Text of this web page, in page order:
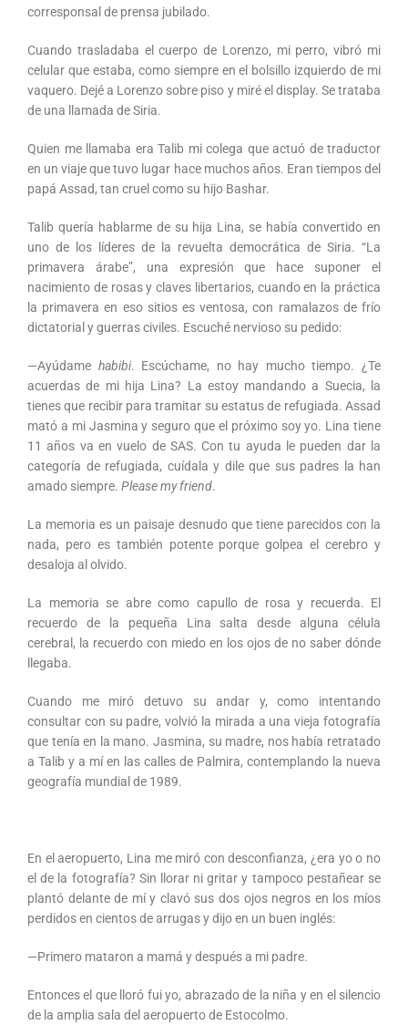
corresponsal de prensa jubilado.
Cuando trasladaba el cuerpo de Lorenzo, mi perro, vibró mi
celular que estaba, como siempre en el bolsillo izquierdo de mi
vaquero. Dejé a Lorenzo sobre piso y miré el display. Se trataba
de una llamada de Siria.
Quien me llamaba era Talib mi colega que actuó de traductor
en un viaje que tuvo lugar hace muchos años. Eran tiempos del
papá Assad, tan cruel como su hijo Bashar.
Talib quería hablarme de su hija Lina, se había convertido en
uno de los líderes de la revuelta democrática de Siria. “La
primavera árabe”, una expresión que hace suponer el
nacimiento de rosas y claves libertarios, cuando en la práctica
la primavera en eso sitios es ventosa, con ramalazos de frío
dictatorial y guerras civiles. Escuché nervioso su pedido:
—Ayúdame habibi. Escúchame, no hay mucho tiempo. ¿Te
acuerdas de mi hija Lina? La estoy mandando a Suecia, la
tienes que recibir para tramitar su estatus de refugiada. Assad
mató a mi Jasmina y seguro que el próximo soy yo. Lina tiene
11 años va en vuelo de SAS. Con tu ayuda le pueden dar la
categoría de refugiada, cuídala y dile que sus padres la han
amado siempre. Please my friend.
La memoria es un paisaje desnudo que tiene parecidos con la
nada, pero es también potente porque golpea el cerebro y
desaloja al olvido.
La memoria se abre como capullo de rosa y recuerda. El
recuerdo de la pequeña Lina salta desde alguna célula
cerebral, la recuerdo con miedo en los ojos de no saber dónde
llegaba.
Cuando me miró detuvo su andar y, como intentando
consultar con su padre, volvió la mirada a una vieja fotografía
que tenía en la mano. Jasmina, su madre, nos había retratado
a Talib y a mí en las calles de Palmira, contemplando la nueva
geografía mundial de 1989.
En el aeropuerto, Lina me miró con desconfianza, ¿era yo o no
el de la fotografía? Sin llorar ni gritar y tampoco pestañear se
plantó delante de mí y clavó sus dos ojos negros en los míos
perdidos en cientos de arrugas y dijo en un buen inglés:
—Primero mataron a mamá y después a mi padre.
Entonces el que lloró fui yo, abrazado de la niña y en el silencio
de la amplia sala del aeropuerto de Estocolmo.